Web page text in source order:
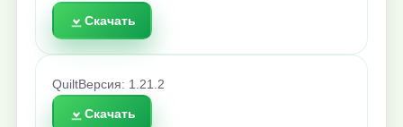
Скачать
QuiltВерсия: 1.21.2
Скачать